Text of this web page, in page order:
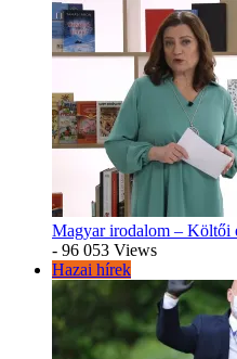
Magyar irodalom – Költői
- 96 053 Views
Hazai hírek